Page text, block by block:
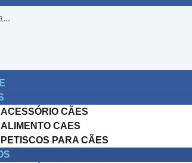
ACESSÓRIO CÃES
ALIMENTO CAES
PETISCOS PARA CÃES